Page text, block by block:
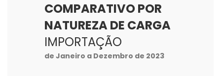
COMPARATIVO POR
NATUREZA DE CARGA
IMPORTAÇÃO
de Janeiro a Dezembro de 2023